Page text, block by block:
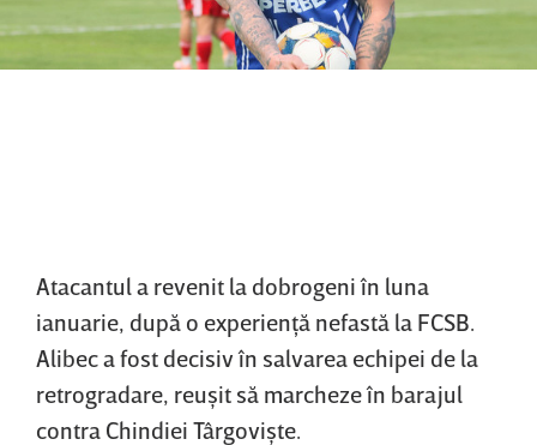
Atacantul a revenit la dobrogeni în luna
ianuarie, după o experienţă nefastă la FCSB.
Alibec a fost decisiv în salvarea echipei de la
retrogradare, reuşit să marcheze în barajul
contra Chindiei Târgovişte.